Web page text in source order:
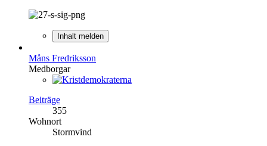
Inhalt melden
Måns Fredriksson
Medborgar
Beiträge
355
Wohnort
Stormvind